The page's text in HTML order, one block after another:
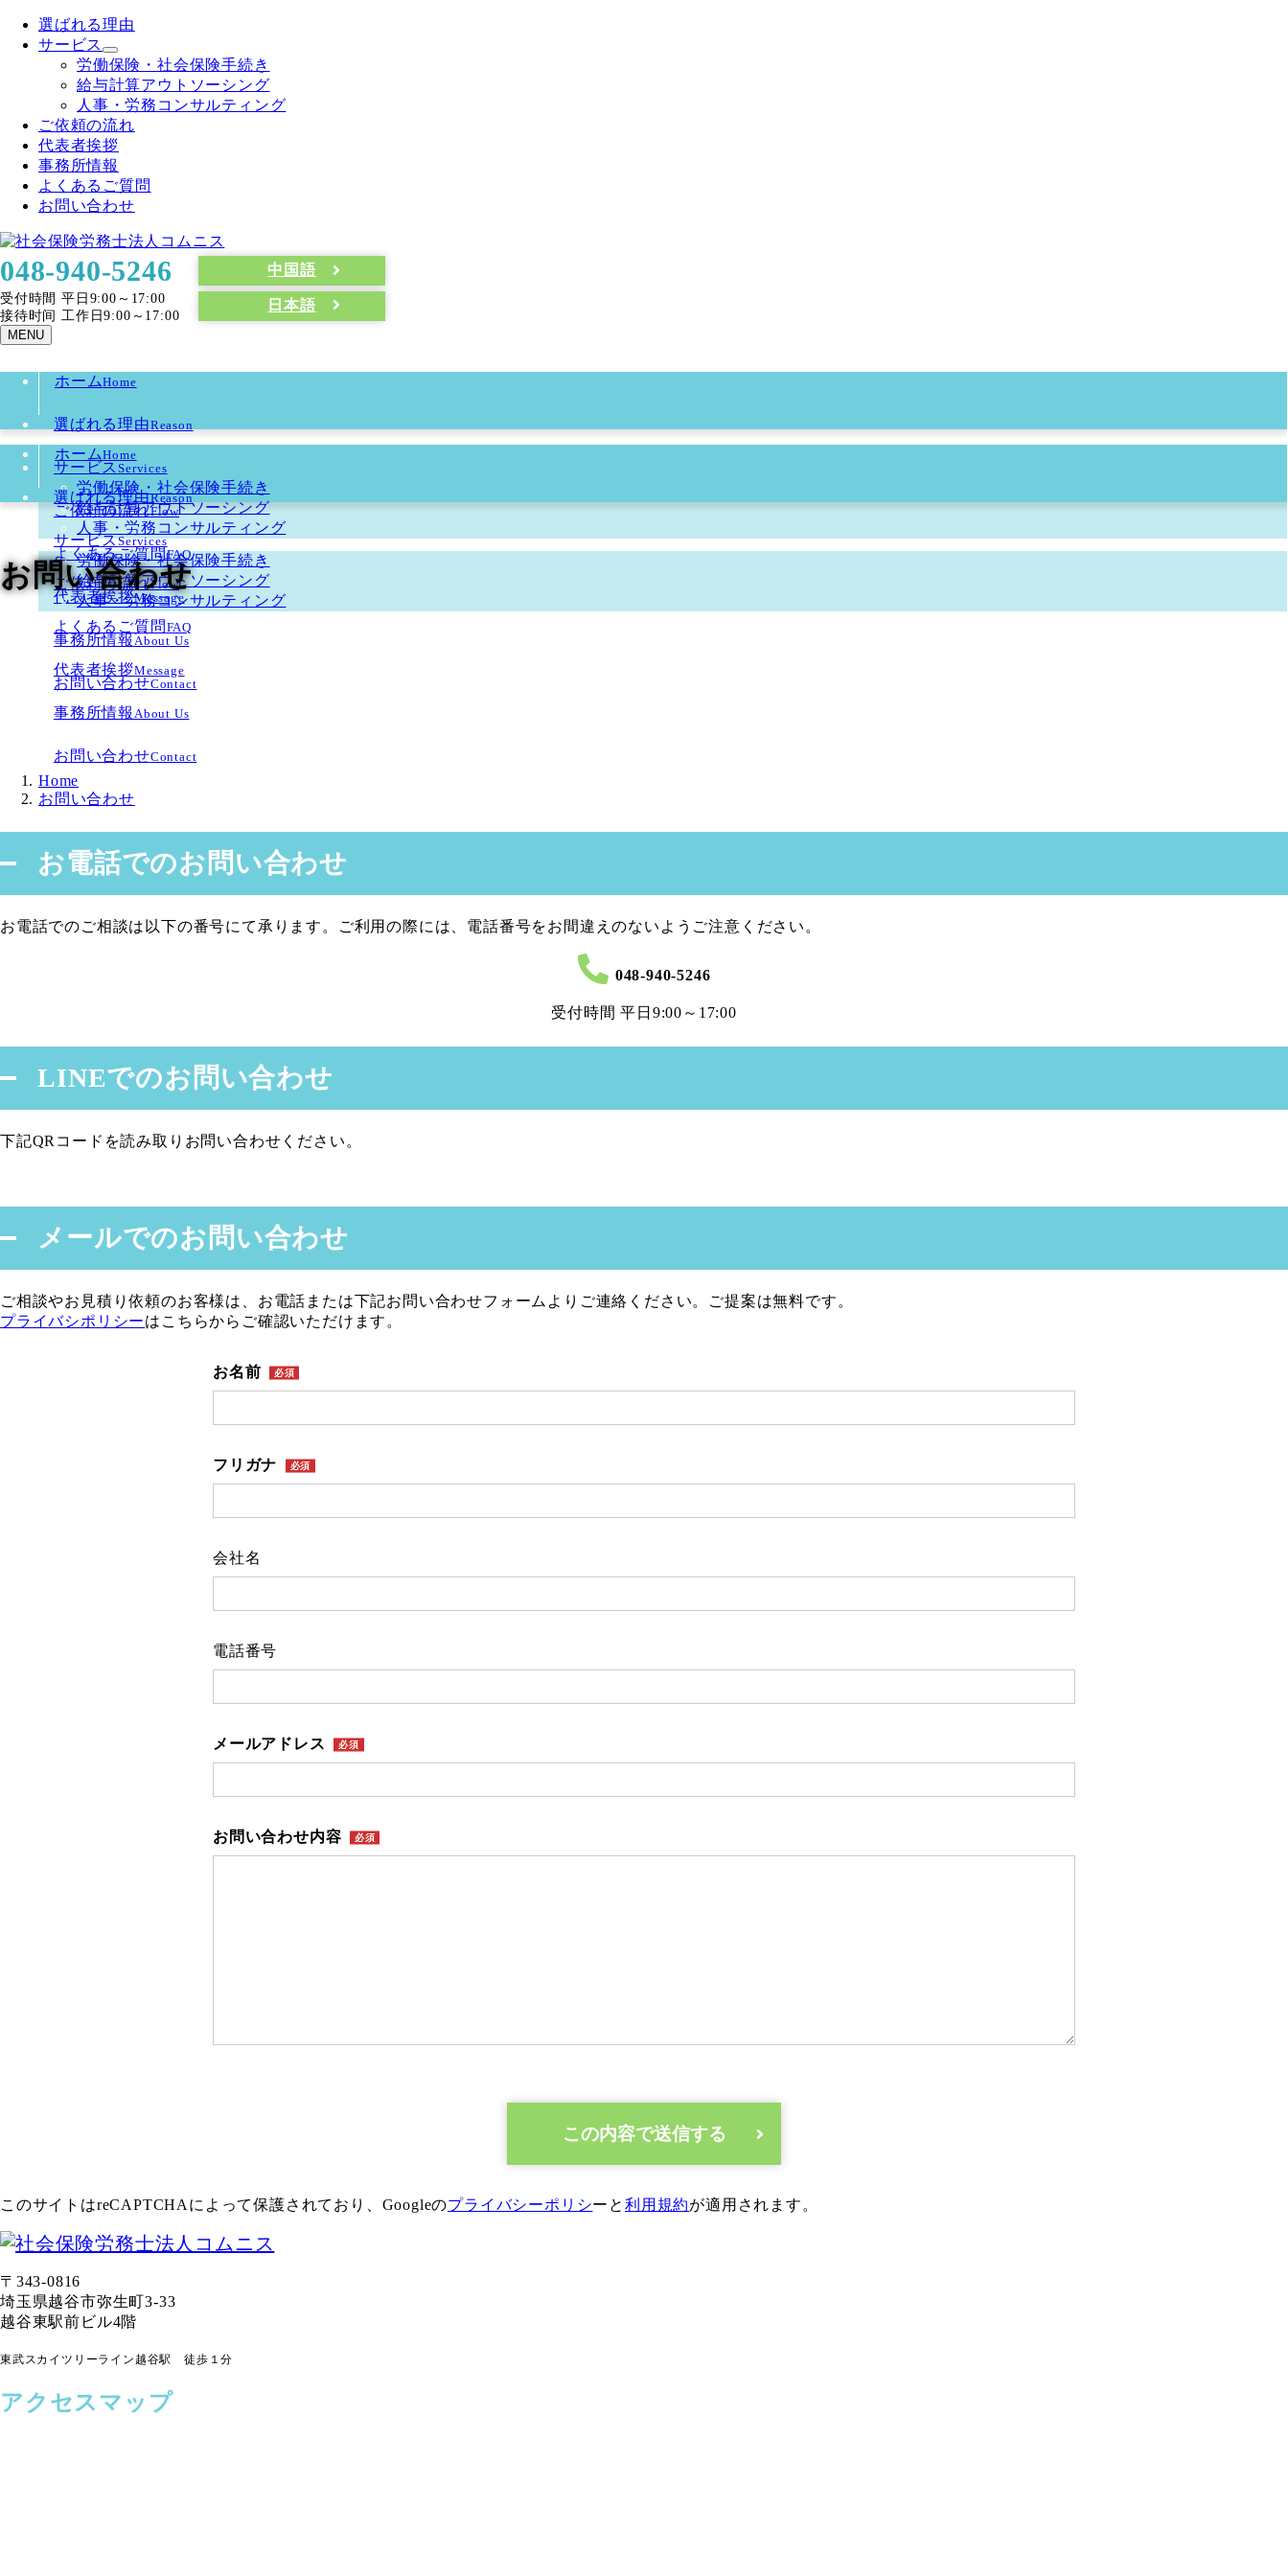
選ばれる理由
サービス
労働保険・社会保険手続き
給与計算アウトソーシング
人事・労務コンサルティング
ご依頼の流れ
代表者挨拶
事務所情報
よくあるご質問
お問い合わせ
048-940-5246
受付時間 平日9:00～17:00
接待时间 工作日9:00～17:00
中国語
日本語
MENU
ホームHome
選ばれる理由Reason
サービスServices
労働保険・社会保険手続き
給与計算アウトソーシング
人事・労務コンサルティング
ご依頼の流れFlow
よくあるご質問FAQ
代表者挨拶Message
事務所情報 About Us
お問い合わせContact
ホームHome
選ばれる理由Reason
サービスServices
労働保険・社会保険手続き
給与計算アウトソーシング
人事・労務コンサルティング
ご依頼の流れFlow
よくあるご質問 FAQ
代表者挨拶Message
事務所情報 About Us
お問い合わせContact
お問い合わせ
Home
お問い合わせ
お電話でのお問い合わせ
お電話でのご相談は以下の番号にて承ります。ご利用の際には、電話番号をお間違えのないようご注意ください。
048-940-5246
受付時間 平日9:00～17:00
LINEでのお問い合わせ
下記QRコードを読み取りお問い合わせください。
メールでのお問い合わせ
ご相談やお見積り依頼のお客様は、お電話または下記お問い合わせフォームよりご連絡ください。ご提案は無料です。
プライバシポリシーはこちらからご確認いただけます。
お名前
フリガナ
会社名
電話番号
メールアドレス
お問い合わせ内容
このサイトはreCAPTCHAによって保護されており、Googleのプライバシーポリシーと利用規約が適用されます。
〒343-0816
埼玉県越谷市弥生町3-33
越谷東駅前ビル4階
東武スカイツリーライン越谷駅 徒歩１分
アクセスマップ